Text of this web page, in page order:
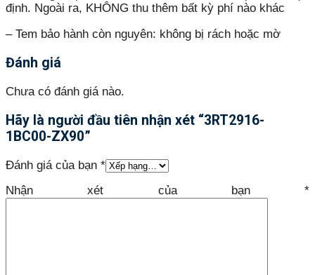
định. Ngoài ra, KHÔNG thu thêm bất kỳ phí nào khác
– Tem bảo hành còn nguyên: không bị rách hoặc mờ
Đánh giá
Chưa có đánh giá nào.
Hãy là người đầu tiên nhận xét “3RT2916-
1BC00-ZX90”
Đánh giá của bạn *
Nhận xét của bạn *